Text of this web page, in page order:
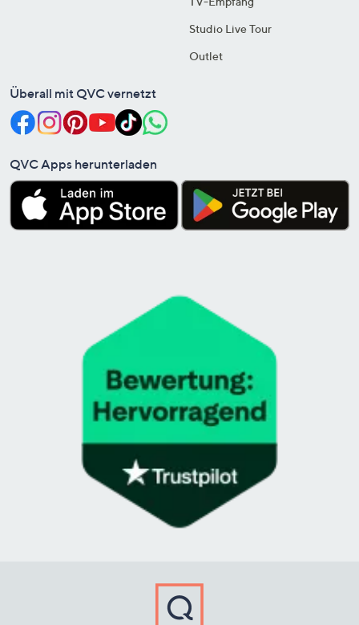
Studio Live Tour
Outlet
Überall mit QVC vernetzt
QVC Apps herunterladen